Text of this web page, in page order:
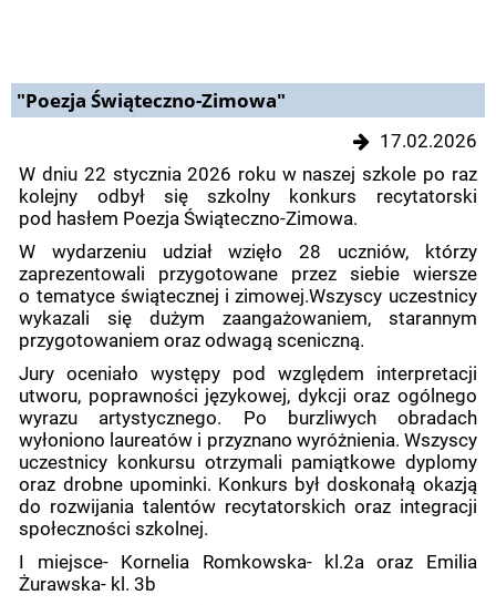
"Poezja Świąteczno-Zimowa"
17.02.2026
W dniu 22 stycznia 2026 roku w naszej szkole po raz
kolejny odbył się szkolny konkurs recytatorski
pod hasłem Poezja Świąteczno-Zimowa.
W wydarzeniu udział wzięło 28 uczniów, którzy
zaprezentowali przygotowane przez siebie wiersze
o tematyce świątecznej i zimowej.Wszyscy uczestnicy
wykazali się dużym zaangażowaniem, starannym
przygotowaniem oraz odwagą sceniczną.
Jury oceniało występy pod względem interpretacji
utworu, poprawności językowej, dykcji oraz ogólnego
wyrazu artystycznego. Po burzliwych obradach
wyłoniono laureatów i przyznano wyróżnienia. Wszyscy
uczestnicy konkursu otrzymali pamiątkowe dyplomy
oraz drobne upominki. Konkurs był doskonałą okazją
do rozwijania talentów recytatorskich oraz integracji
społeczności szkolnej.
I miejsce- Kornelia Romkowska- kl.2a oraz Emilia
Żurawska- kl. 3b